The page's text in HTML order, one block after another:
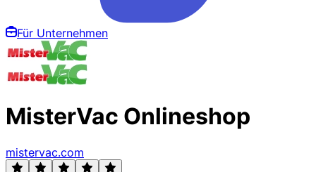
Für Unternehmen
MisterVac Onlineshop
mistervac.com